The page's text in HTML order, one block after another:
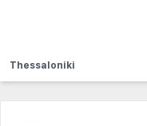
Thessaloniki